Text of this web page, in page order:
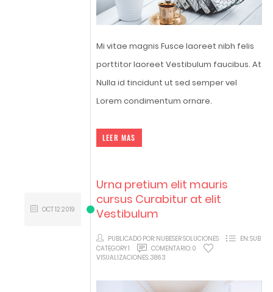
Mi vitae magnis Fusce laoreet nibh felis
porttitor laoreet Vestibulum faucibus. At
Nulla id tincidunt ut sed semper vel
Lorem condimentum ornare.
LEER MAS
Urna pretium elit mauris
cursus Curabitur at elit
Vestibulum
PUBLICADO POR: NUBESER SOLUCIONES EN:SUB
CATEGORY 1
OCT12 2019
COMENTARIO: 0
VISUALIZACIONES: 3863